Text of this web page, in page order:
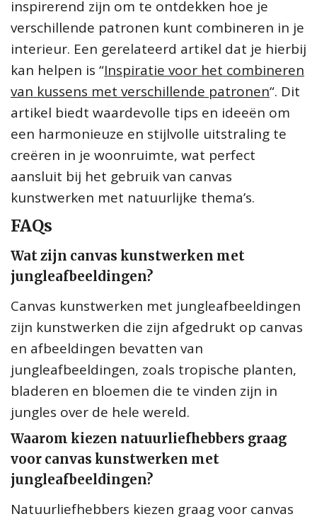
inspirerend zijn om te ontdekken hoe je
verschillende patronen kunt combineren in je
interieur. Een gerelateerd artikel dat je hierbij
kan helpen is “Inspiratie voor het combineren
van kussens met verschillende patronen“. Dit
artikel biedt waardevolle tips en ideeën om
een harmonieuze en stijlvolle uitstraling te
creëren in je woonruimte, wat perfect
aansluit bij het gebruik van canvas
kunstwerken met natuurlijke thema’s.
FAQs
Wat zijn canvas kunstwerken met
jungleafbeeldingen?
Canvas kunstwerken met jungleafbeeldingen
zijn kunstwerken die zijn afgedrukt op canvas
en afbeeldingen bevatten van
jungleafbeeldingen, zoals tropische planten,
bladeren en bloemen die te vinden zijn in
jungles over de hele wereld.
Waarom kiezen natuurliefhebbers graag
voor canvas kunstwerken met
jungleafbeeldingen?
Natuurliefhebbers kiezen graag voor canvas